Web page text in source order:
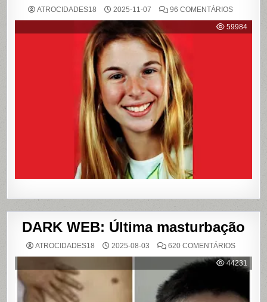
ATROCIDADES18 2025-11-07 96 COMENTÁRIOSEM
59984
DARK WEB: Última masturbação
ATROCIDADES18 2025-08-03 620 COMENTÁRIOSEM
WEB:
ÚLTIMA
44231